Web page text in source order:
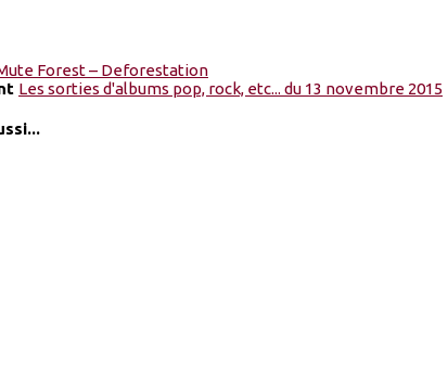
Forest – Deforestation
Les sorties d'albums pop, rock, etc... du 13 novembre 2015